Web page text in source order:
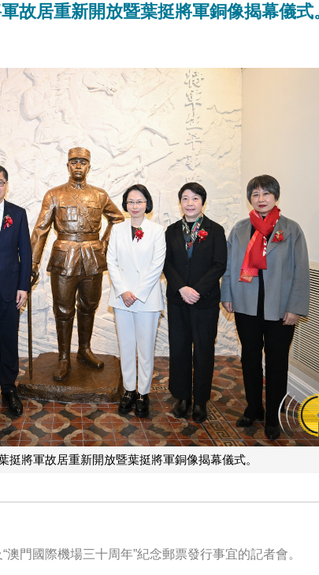
故居重新開放暨葉挺將軍銅像揭幕儀式
挺將軍故居重新開放暨葉挺將軍銅像揭幕儀式。
門國際機場三十周年”紀念郵票發行事宜的記者會。